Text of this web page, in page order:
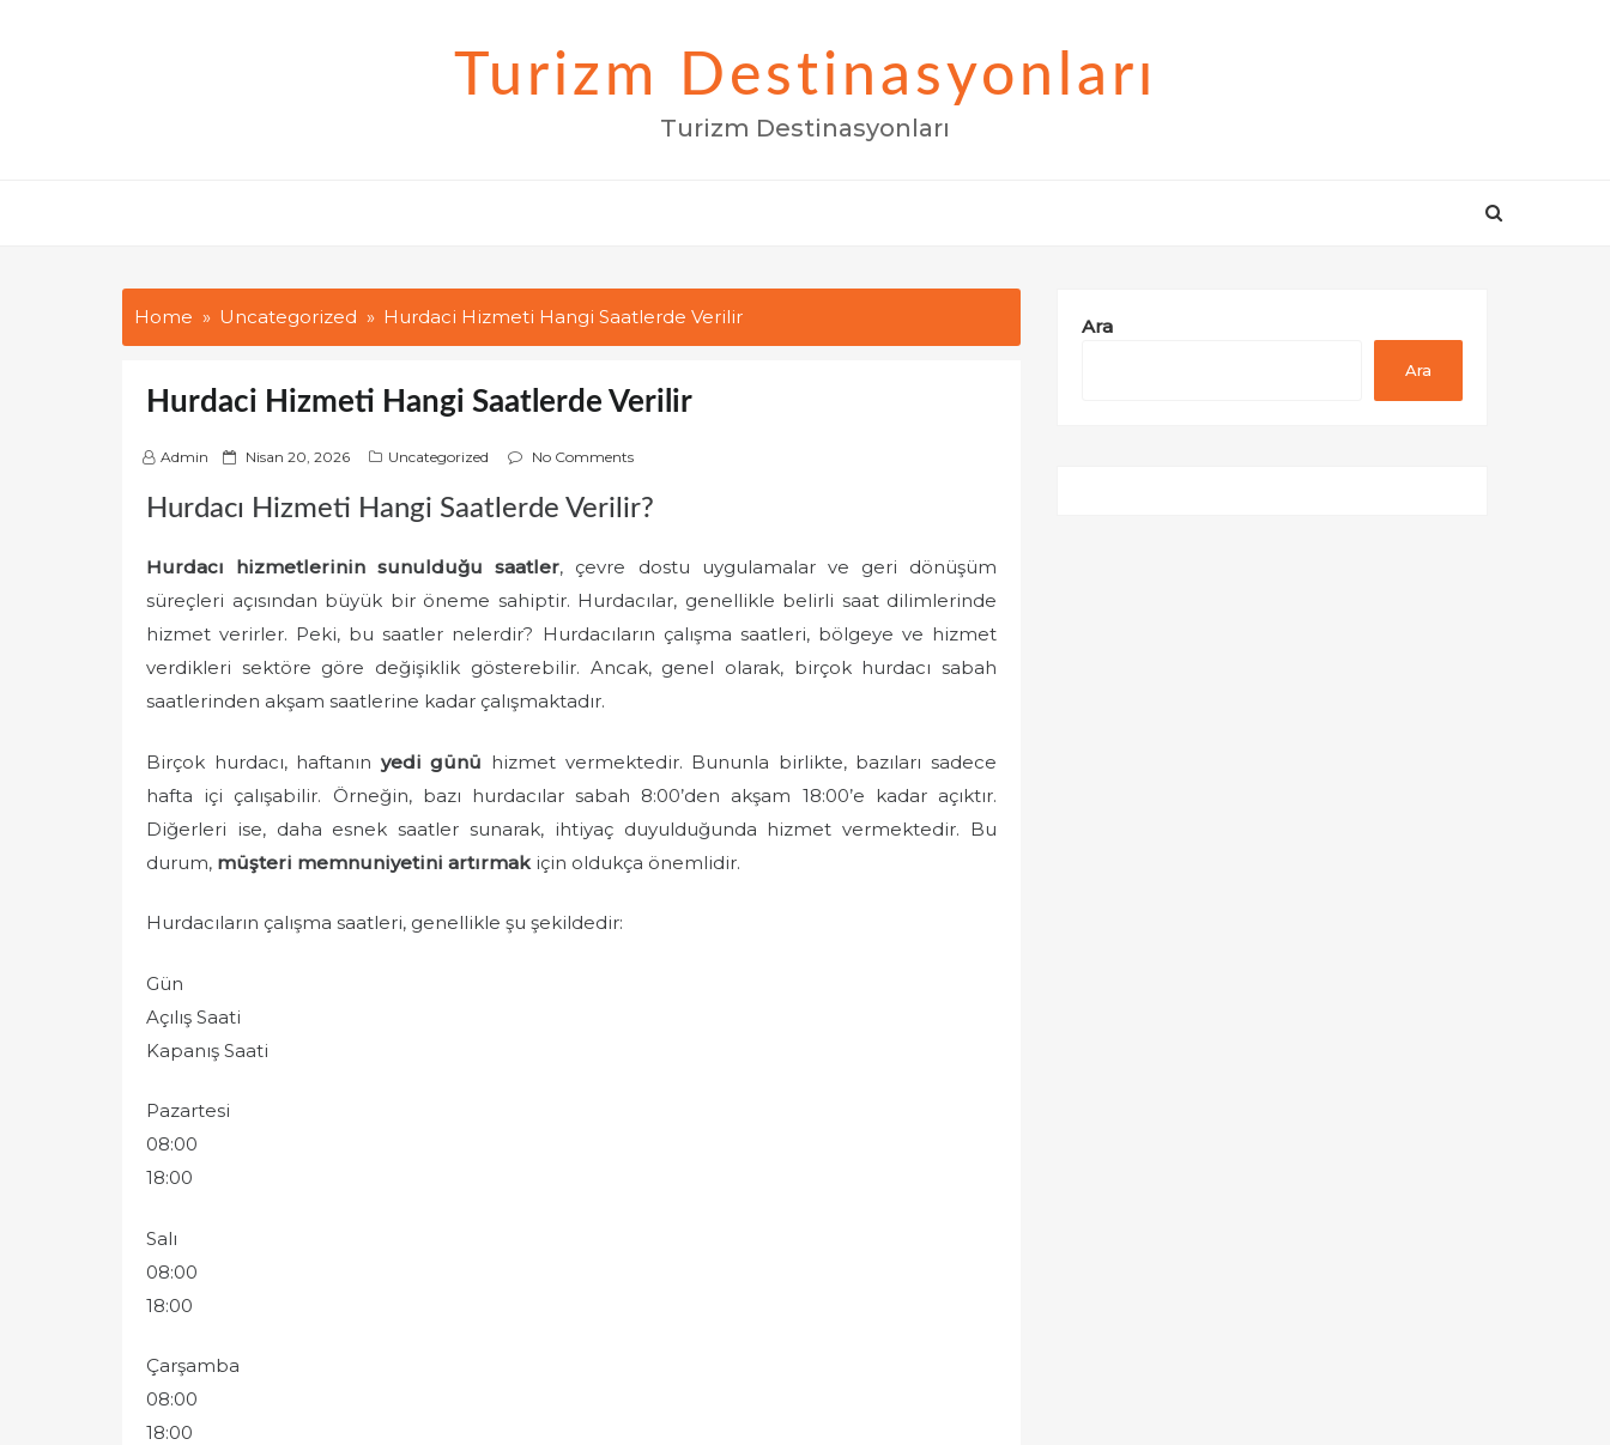
Turizm Destinasyonları
Turizm Destinasyonları
Home Uncategorized Hurdaci Hizmeti Hangi Saatlerde Verilir
Hurdaci Hizmeti Hangi Saatlerde Verilir
Admin
P
s
e
n
Nisan 20, 2026 Uncategorized No Comments
Hurdacı Hizmeti Hangi Saatlerde Verilir?
Hurdacı hizmetlerinin sunulduğu saatler, çevre dostu uygulamalar ve geri dönüşüm
süreçleri açısından büyük bir öneme sahiptir. Hurdacılar, genellikle belirli saat dilimlerinde
hizmet verirler. Peki, bu saatler nelerdir? Hurdacıların çalışma saatleri, bölgeye ve hizmet
verdikleri sektöre göre değişiklik gösterebilir. Ancak, genel olarak, birçok hurdacı sabah
saatlerinden akşam saatlerine kadar çalışmaktadır.
Birçok hurdacı, haftanın yedi günü hizmet vermektedir. Bununla birlikte, bazıları sadece
hafta içi çalışabilir. Örneğin, bazı hurdacılar sabah 8:00’den akşam 18:00’e kadar açıktır.
Diğerleri ise, daha esnek saatler sunarak, ihtiyaç duyulduğunda hizmet vermektedir. Bu
durum, müşteri memnuniyetini artırmak için oldukça önemlidir.
Hurdacıların çalışma saatleri, genellikle şu şekildedir:
Gün
Açılış Saati
Kapanış Saati
Pazartesi
08:00
18:00
Salı
08:00
18:00
Çarşamba
08:00
18:00
Ara
Ara